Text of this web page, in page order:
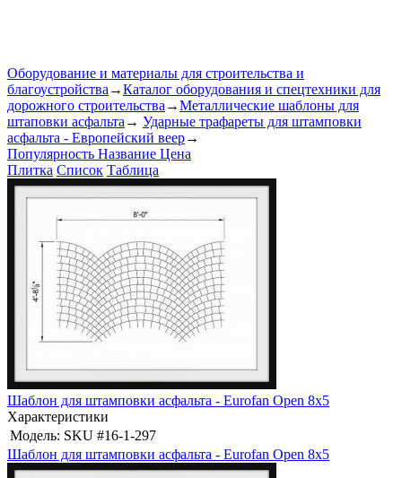
Оборудование и материалы для строительства и
благоустройства→Каталог оборудования и спецтехники для
дорожного строительства→Металлические шаблоны для
штаповки асфальта→ Ударные трафареты для штамповки
асфальта - Европейский веер→
Популярность Название Цена
Плитка Список Таблица
Шаблон для штамповки асфальта - Eurofan Open 8x5
Характеристики
Модель: SKU #16-1-297
Шаблон для штамповки асфальта - Eurofan Open 8x5